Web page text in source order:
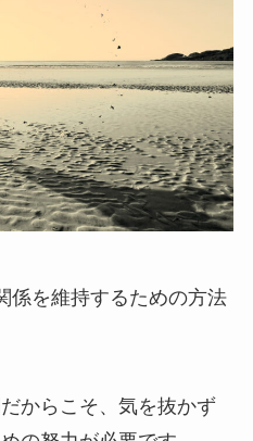
係を維持するための方法
からこそ、気を抜かず